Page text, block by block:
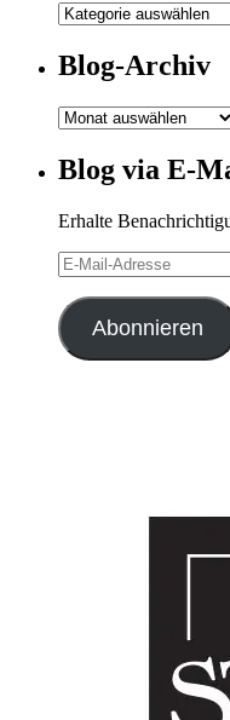
Meine
Blog-Archiv
Blog-
Blog via E-
Erhalte
E-
Mail-
Adresse
Abonnieren